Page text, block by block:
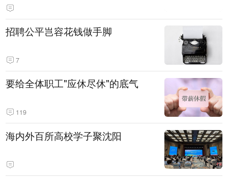
招聘公平岂容花钱做手脚
7
要给全体职工"应休尽休"的底气
119
海内外百所高校学子聚沈阳